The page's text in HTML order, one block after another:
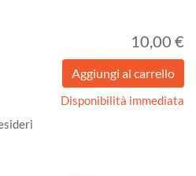
10,00 €
Disponibilità immediata